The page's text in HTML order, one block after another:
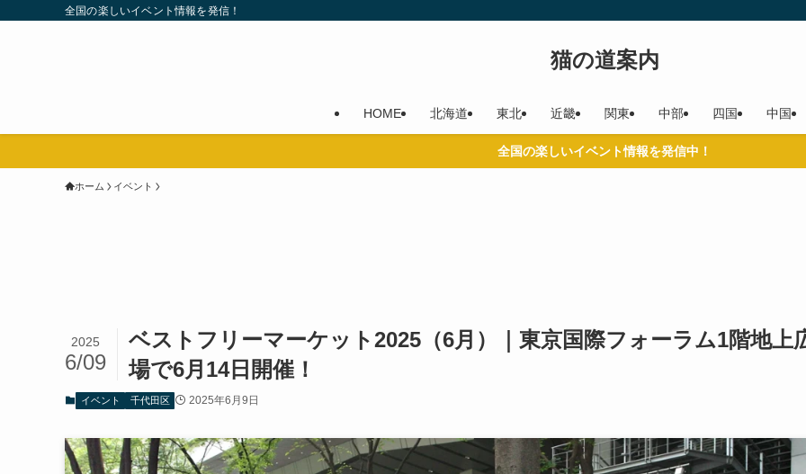
全国の楽しいイベント情報を発信！
猫の道案内
HOME 北海道 東北 近畿 関東 中部 四国 中国
全国の楽しいイベント情報を発信中！
ホーム イベント
ベストフリーマーケット2025（6月）｜東京国際フォーラム1階地上
場で6月14日開催！
2025
6/09
イベント 千代田区 2025年6月9日